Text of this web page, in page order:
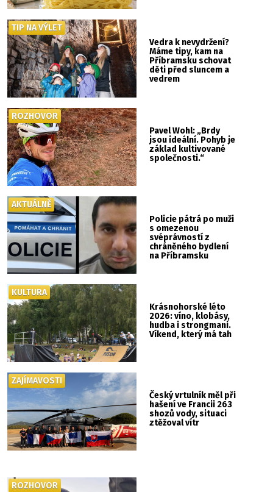
Vedra k nevydržení?
Máme tipy, kam na
Příbramsku schovat
děti před sluncem a
vedrem
TIP NA VÝLET
Pavel Wohl: „Brdy
jsou ideální. Pohyb je
základ kultivované
společnosti.“
ROZHOVOR
Policie pátrá po muži
s omezenou
svéprávností z
chráněného bydlení
na Příbramsku
AKTUÁLNĚ
Krásnohorské léto
2026: víno, klobásy,
hudba i strongmani.
Víkend, který má tah
KULTURA
Český vrtulník měl při
hašení ve Francii 263
shozů vody, situaci
ztěžoval vítr
ZAJÍMAVOSTI
ROZHOVOR